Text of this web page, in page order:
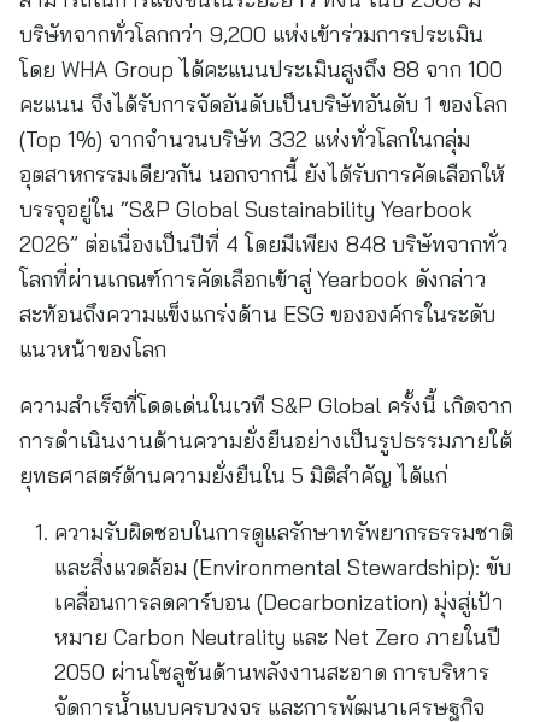
บริษัทจากทั่วโลกกว่า 9,200 แห่งเข้าร่วมการประเมิน
โดย WHA Group ได้คะแนนประเมินสูงถึง 88 จาก 100
คะแนน จึงได้รับการจัดอันดับเป็นบริษัทอันดับ 1 ของโลก
(Top 1%) จากจำนวนบริษัท 332 แห่งทั่วโลกในกลุ่ม
อุตสาหกรรมเดียวกัน นอกจากนี้ ยังได้รับการคัดเลือกให้
บรรจุอยู่ใน “S&P Global Sustainability Yearbook
2026” ต่อเนื่องเป็นปีที่ 4 โดยมีเพียง 848 บริษัทจากทั่ว
โลกที่ผ่านเกณฑ์การคัดเลือกเข้าสู่ Yearbook ดังกล่าว
สะท้อนถึงความแข็งแกร่งด้าน ESG ขององค์กรในระดับ
แนวหน้าของโลก
ความสำเร็จที่โดดเด่นในเวที S&P Global ครั้งนี้ เกิดจาก
การดำเนินงานด้านความยั่งยืนอย่างเป็นรูปธรรมภายใต้
ยุทธศาสตร์ด้านความยั่งยืนใน 5 มิติสำคัญ ได้แก่
ความรับผิดชอบในการดูแลรักษาทรัพยากรธรรมชาติ
และสิ่งแวดล้อม (Environmental Stewardship): ขับ
เคลื่อนการลดคาร์บอน (Decarbonization) มุ่งสู่เป้า
หมาย Carbon Neutrality และ Net Zero ภายในปี
2050 ผ่านโซลูชันด้านพลังงานสะอาด การบริหาร
จัดการน้ำแบบครบวงจร และการพัฒนาเศรษฐกิจ